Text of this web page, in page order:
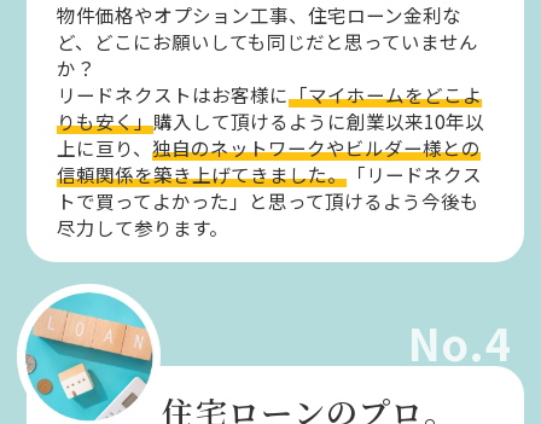
物件価格やオプション工事、住宅ローン金利な
ど、どこにお願いしても同じだと思っていません
か？
リードネクストはお客様に「マイホームをどこよ
りも安く」購入して頂けるように創業以来10年以
上に亘り、独自のネットワークやビルダー様との
信頼関係を築き上げてきました。 「リードネクス
トで買ってよかった」と思って頂けるよう今後も
尽力して参ります。
No.4
住宅ローンのプロ。